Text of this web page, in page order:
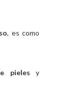
, es como
pieles y